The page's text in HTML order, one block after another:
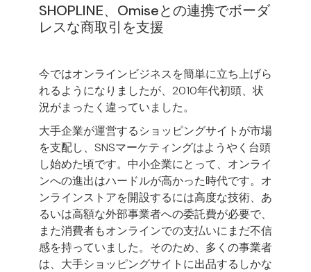
SHOPLINE、Omiseとの連携でボーダ
レスな商取引を支援
今ではオンラインビジネスを簡単に立ち上げら
れるようになりましたが、2010年代初頭、状
況がまったく違っていました。
大手企業が運営するショッピングサイトが市場
を支配し、SNSマーケティングはようやく台頭
し始めた頃です。中小企業にとって、オンライ
ンへの進出はハードルが高かった時代です。オ
ンラインストアを開設するには高度な技術、あ
るいは高額な外部事業者への委託費が必要で、
また消費者もオンラインでの支払いにまだ不信
感を持っていました。そのため、多くの事業者
は、大手ショッピングサイトに出品するしかな